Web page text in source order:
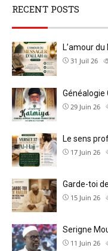
RECENT POSTS
31 Juil 26
Généalogie
29 Juin 26
Le sens
17 Juin 26
Garde-toi
15 Juin 26
Serigne
11 Juin 26